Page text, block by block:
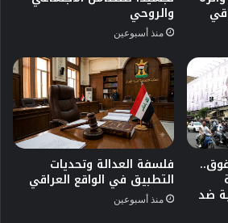
والروحي
منذ أسبوعين
ضد
فلسفة العدالة وتحديات
التطبيق في الواقع العراقي
منذ أسبوعين